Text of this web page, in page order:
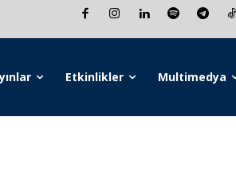
Etkinlikler Multimedya